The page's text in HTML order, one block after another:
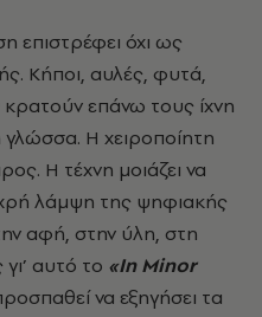
επιστρέφει όχι ως
Κήποι, αυλές, φυτά,
επάνω τους ίχνη
Η χειροποίητη
Η τέχνη μοιάζει να
λάμψη της ψηφιακής
αφή, στην ύλη, στη
αυτό το «In Minor
να εξηγήσει τα